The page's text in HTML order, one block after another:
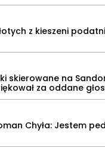
z kieszeni
skierowane na
za oddane
Chyła: Jestem